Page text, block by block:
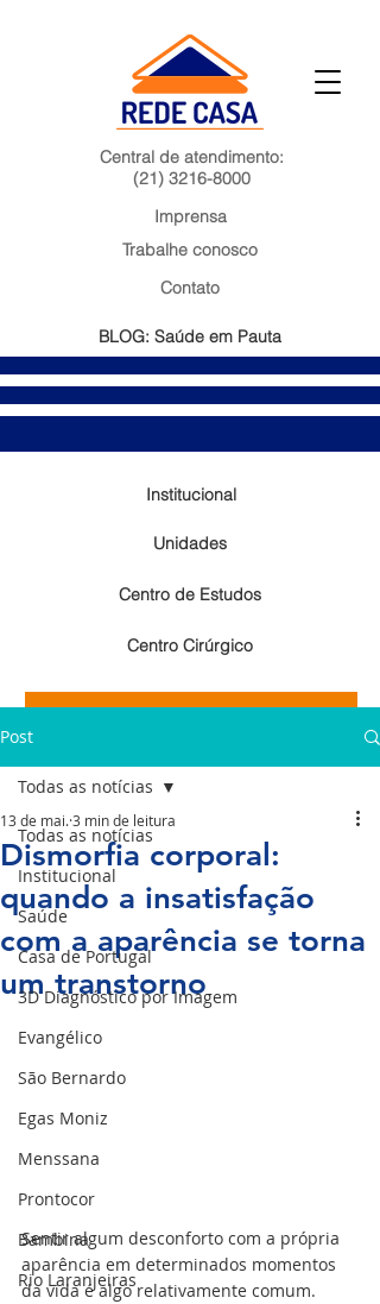
Central de atendimento:
(21) 3216-8000
Unidades
Centro Cirúrgico
Centro de Estudos
Institucional
Imprensa
Trabalhe conosco
Contato
BLOG: Saúde em Pauta
Resultados de exames laboratoriais
Post
Todas as notícias
Institucional
Saúde
Casa de Portugal
3D Diagnóstico por Imagem
Evangélico
São Bernardo
Egas Moniz
Menssana
Prontocor
Bambina
Rio Laranjeiras
Todas as notícias
Dismorfia corporal:
quando a insatisfação
com a aparência se torna
um transtorno
13 de mai.3 min de leitura
Sentir algum desconforto com a própria
aparência em determinados momentos
da vida é algo relativamente comum.